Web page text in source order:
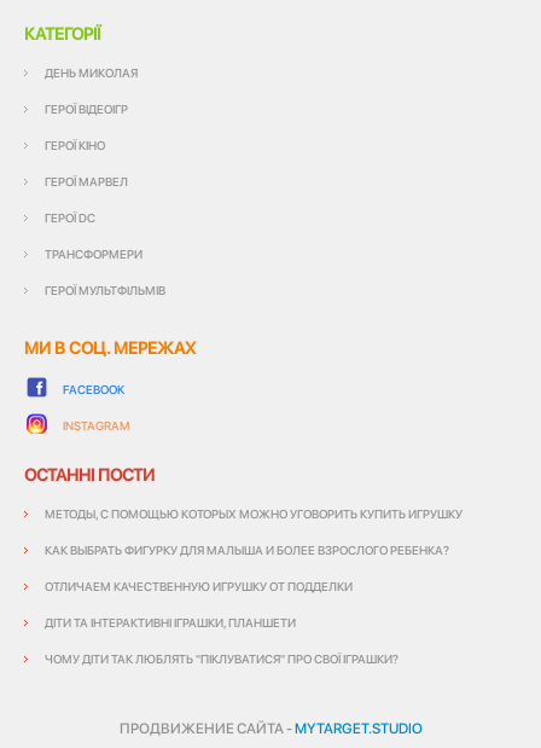
КАТЕГОРІЇ
ДЕНЬ МИКОЛАЯ
ГЕРОЇ ВІДЕОІГР
ГЕРОЇ КІНО
ГЕРОЇ МАРВЕЛ
ГЕРОЇ DC
ТРАНСФОРМЕРИ
ГЕРОЇ МУЛЬТФІЛЬМІВ
МИ В СОЦ. МЕРЕЖАХ
FACEBOOK
INSTAGRAM
ОСТАННІ ПОСТИ
МЕТОДЫ, С ПОМОЩЬЮ КОТОРЫХ МОЖНО УГОВОРИТЬ КУПИТЬ ИГРУШКУ
КАК ВЫБРАТЬ ФИГУРКУ ДЛЯ МАЛЫША И БОЛЕЕ ВЗРОСЛОГО РЕБЕНКА?
ОТЛИЧАЕМ КАЧЕСТВЕННУЮ ИГРУШКУ ОТ ПОДДЕЛКИ
ДІТИ ТА ІНТЕРАКТИВНІ ІГРАШКИ, ПЛАНШЕТИ
ЧОМУ ДІТИ ТАК ЛЮБЛЯТЬ "ПІКЛУВАТИСЯ" ПРО СВОЇ ІГРАШКИ?
ПРОДВИЖЕНИЕ САЙТА -MYTARGET.STUDIO